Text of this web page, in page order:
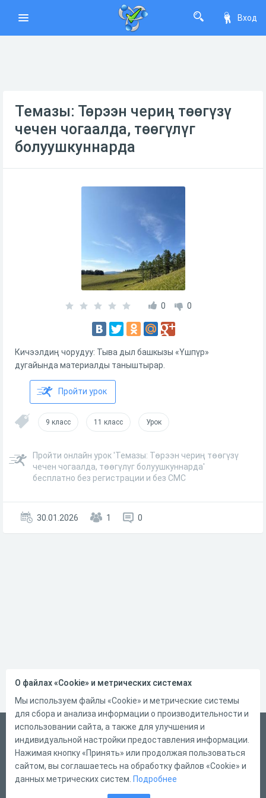
Вход
Темазы: Тѳрээн чериң тѳѳгүзү
чечен чогаалда, тѳѳгүлүг
болуушкуннарда
0 0
Кичээлдиң чорудуу: Тыва дыл башкызы «Үшпүр»
дугайында материалды таныштырар.
Пройти урок
9 класс 11 класс Урок
Пройти онлайн урок 'Темазы: Тѳрээн чериң тѳѳгүзү
чечен чогаалда, тѳѳгүлүг болуушкуннарда'
бесплатно без регистрации и без СМС
30.01.2026 1 0
Русский
Справка
Форма обратной связи
О файлах «Cookie» и метрических системах
Мы используем файлы «Cookie» и метрические системы
для сбора и анализа информации о производительности и
использовании сайта, а также для улучшения и
индивидуальной настройки предоставления информации.
Нажимая кнопку «Принять» или продолжая пользоваться
сайтом, вы соглашаетесь на обработку файлов «Cookie» и
данных метрических систем. Подробнее